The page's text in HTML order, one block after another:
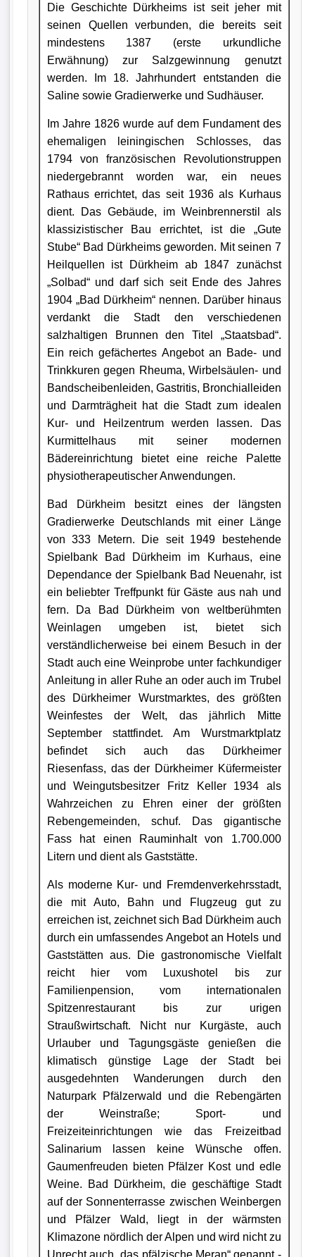
Die Geschichte Dürkheims ist seit jeher mit
seinen Quellen verbunden, die bereits seit
mindestens 1387 (erste urkundliche
Erwähnung) zur Salzgewinnung genutzt
werden. Im 18. Jahrhundert entstanden die
Saline sowie Gradierwerke und Sudhäuser.
Im Jahre 1826 wurde auf dem Fundament des
ehemaligen leiningischen Schlosses, das
1794 von französischen Revolutionstruppen
niedergebrannt worden war, ein neues
Rathaus errichtet, das seit 1936 als Kurhaus
dient. Das Gebäude, im Weinbrennerstil als
klassizistischer Bau errichtet, ist die „Gute
Stube“ Bad Dürkheims geworden. Mit seinen 7
Heilquellen ist Dürkheim ab 1847 zunächst
„Solbad“ und darf sich seit Ende des Jahres
1904 „Bad Dürkheim“ nennen. Darüber hinaus
verdankt die Stadt den verschiedenen
salzhaltigen Brunnen den Titel „Staatsbad“.
Ein reich gefächertes Angebot an Bade- und
Trinkkuren gegen Rheuma, Wirbelsäulen- und
Bandscheibenleiden, Gastritis, Bronchialleiden
und Darmträgheit hat die Stadt zum idealen
Kur- und Heilzentrum werden lassen. Das
Kurmittelhaus mit seiner modernen
Bädereinrichtung bietet eine reiche Palette
physiotherapeutischer Anwendungen.
Bad Dürkheim besitzt eines der längsten
Gradierwerke Deutschlands mit einer Länge
von 333 Metern. Die seit 1949 bestehende
Spielbank Bad Dürkheim im Kurhaus, eine
Dependance der Spielbank Bad Neuenahr, ist
ein beliebter Treffpunkt für Gäste aus nah und
fern. Da Bad Dürkheim von weltberühmten
Weinlagen umgeben ist, bietet sich
verständlicherweise bei einem Besuch in der
Stadt auch eine Weinprobe unter fachkundiger
Anleitung in aller Ruhe an oder auch im Trubel
des Dürkheimer Wurstmarktes, des größten
Weinfestes der Welt, das jährlich Mitte
September stattfindet. Am Wurstmarktplatz
befindet sich auch das Dürkheimer
Riesenfass, das der Dürkheimer Küfermeister
und Weingutsbesitzer Fritz Keller 1934 als
Wahrzeichen zu Ehren einer der größten
Rebengemeinden, schuf. Das gigantische
Fass hat einen Rauminhalt von 1.700.000
Litern und dient als Gaststätte.
Als moderne Kur- und Fremdenverkehrsstadt,
die mit Auto, Bahn und Flugzeug gut zu
erreichen ist, zeichnet sich Bad Dürkheim auch
durch ein umfassendes Angebot an Hotels und
Gaststätten aus. Die gastronomische Vielfalt
reicht hier vom Luxushotel bis zur
Familienpension, vom internationalen
Spitzenrestaurant bis zur urigen
Straußwirtschaft. Nicht nur Kurgäste, auch
Urlauber und Tagungsgäste genießen die
klimatisch günstige Lage der Stadt bei
ausgedehnten Wanderungen durch den
Naturpark Pfälzerwald und die Rebengärten
der Weinstraße; Sport- und
Freizeiteinrichtungen wie das Freizeitbad
Salinarium lassen keine Wünsche offen.
Gaumenfreuden bieten Pfälzer Kost und edle
Weine. Bad Dürkheim, die geschäftige Stadt
auf der Sonnenterrasse zwischen Weinbergen
und Pfälzer Wald, liegt in der wärmsten
Klimazone nördlich der Alpen und wird nicht zu
Unrecht auch „das pfälzische Meran“ genannt -